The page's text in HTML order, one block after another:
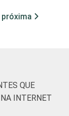
5
3
próxima
QUE
INTERNET